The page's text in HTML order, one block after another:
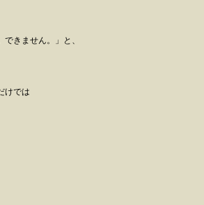
きません。」と、
けでは